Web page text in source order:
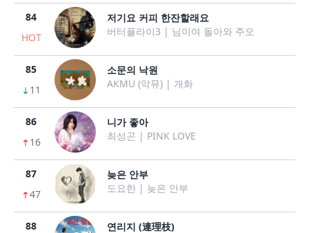
84
HOT
저기요 커피 한잔할래요
버터플라이3 | 님이여 돌아와 주오
85
11
소문의 낙원
AKMU (악뮤) | 개화
86
16
니가 좋아
최성곤 | PINK LOVE
87
47
늦은 안부
도요한 | 늦은 안부
88 연리지 (連理枝)